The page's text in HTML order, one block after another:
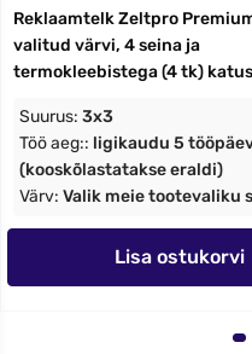
Reklaamtelk Zeltpro
valitud värvi, 4 seina ja
termokleebistega (4 tk)
Suurus: 3x3
Töö aeg:: ligikaudu 5
(kooskõlastatakse eraldi)
Värv: Valik meie tootevaliku
Lisa ostukorvi